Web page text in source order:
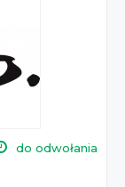
do odwołania